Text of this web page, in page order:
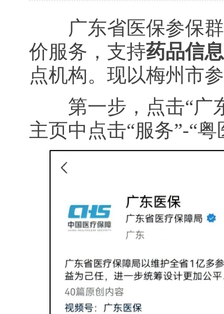
广东省医保参保群
价服务，支持药品信
点机构。现以梅州市
第一步，点击“广东
主页中点击“服务”-“